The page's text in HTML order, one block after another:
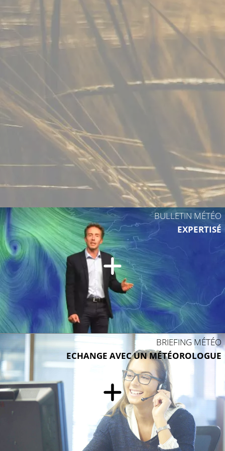
25°C
26°C
26°C
25°C
24°C
BULLETIN MÉTÉO
EXPERTISÉ
BRIEFING MÉTÉO
ECHANGE AVEC UN MÉTÉOROLOGUE